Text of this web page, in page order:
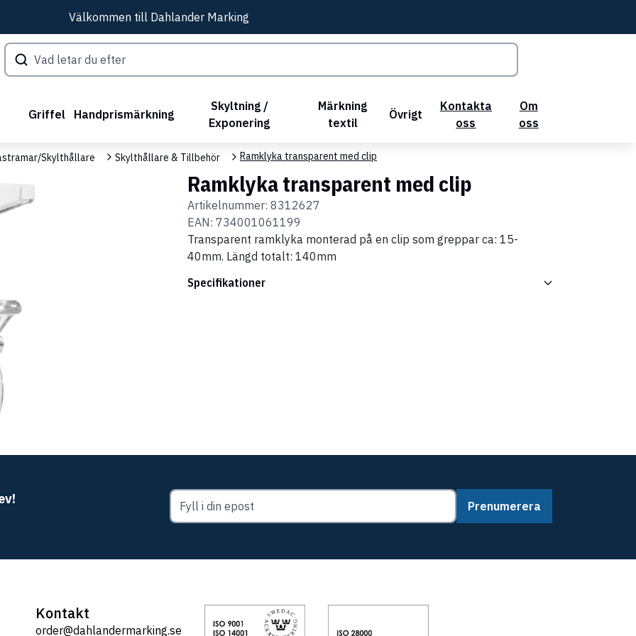
Välkommen till Dahlander Marking
Griffel Handprismärkning
Skyltning /
Exponering
Märkning
textil
Övrigt
Kontakta
oss
Om
oss
Skylthållare Skylthållare & Tillbehör Ramklyka transparent med clip
Ramklyka transparent med clip
Artikelnummer: 8312627
EAN: 734001061199
Transparent ramklyka monterad på en clip som greppar ca: 15-
40mm. Längd totalt: 140mm
Specifikationer
Prenumerera
Kontakt
order@dahlandermarking.se